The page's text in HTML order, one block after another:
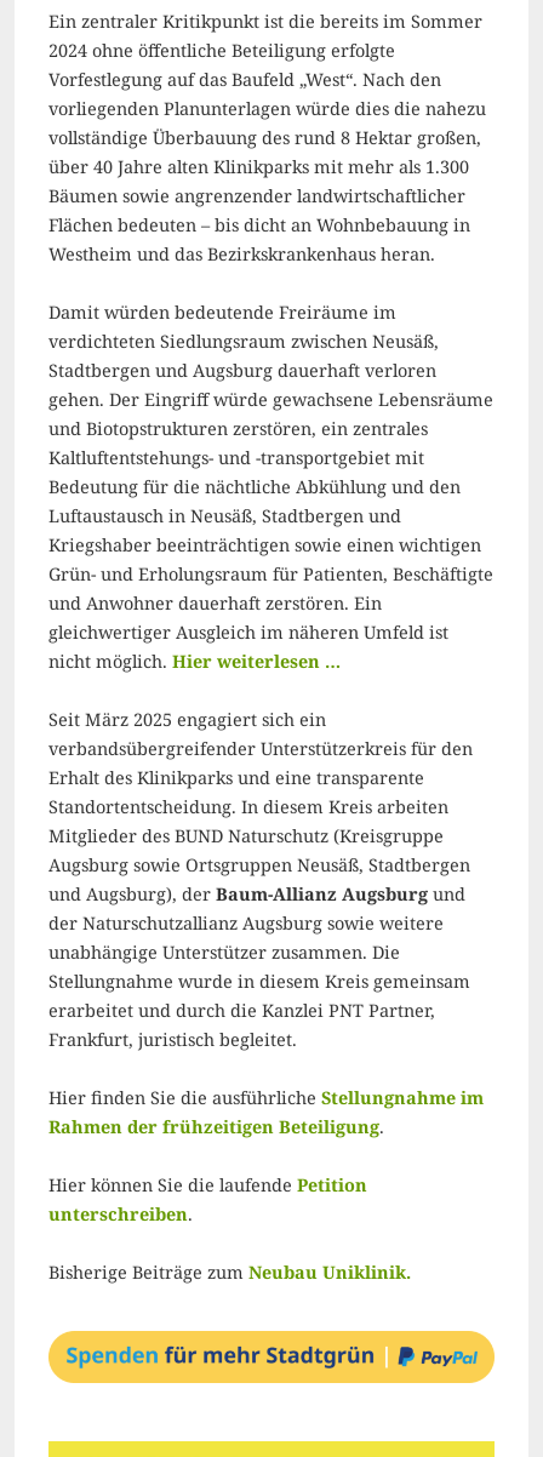
Ein zentraler Kritikpunkt ist die bereits im Sommer
2024 ohne öffentliche Beteiligung erfolgte
Vorfestlegung auf das Baufeld „West“. Nach den
vorliegenden Planunterlagen würde dies die nahezu
vollständige Überbauung des rund 8 Hektar großen,
über 40 Jahre alten Klinikparks mit mehr als 1.300
Bäumen sowie angrenzender landwirtschaftlicher
Flächen bedeuten – bis dicht an Wohnbebauung in
Westheim und das Bezirkskrankenhaus heran.
Damit würden bedeutende Freiräume im
verdichteten Siedlungsraum zwischen Neusäß,
Stadtbergen und Augsburg dauerhaft verloren
gehen. Der Eingriff würde gewachsene Lebensräume
und Biotopstrukturen zerstören, ein zentrales
Kaltluftentstehungs- und -transportgebiet mit
Bedeutung für die nächtliche Abkühlung und den
Luftaustausch in Neusäß, Stadtbergen und
Kriegshaber beeinträchtigen sowie einen wichtigen
Grün- und Erholungsraum für Patienten, Beschäftigte
und Anwohner dauerhaft zerstören. Ein
gleichwertiger Ausgleich im näheren Umfeld ist
nicht möglich. Hier weiterlesen …
Seit März 2025 engagiert sich ein
verbandsübergreifender Unterstützerkreis für den
Erhalt des Klinikparks und eine transparente
Standortentscheidung. In diesem Kreis arbeiten
Mitglieder des BUND Naturschutz (Kreisgruppe
Augsburg sowie Ortsgruppen Neusäß, Stadtbergen
und Augsburg), der Baum-Allianz Augsburg und
der Naturschutzallianz Augsburg sowie weitere
unabhängige Unterstützer zusammen. Die
Stellungnahme wurde in diesem Kreis gemeinsam
erarbeitet und durch die Kanzlei PNT Partner,
Frankfurt, juristisch begleitet.
Hier finden Sie die ausführliche Stellungnahme im
Rahmen der frühzeitigen Beteiligung.
Hier können Sie die laufende Petition
unterschreiben.
Bisherige Beiträge zum Neubau Uniklinik.